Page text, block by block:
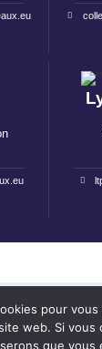
I Politique de
pour vous
web. Si vous
que vous